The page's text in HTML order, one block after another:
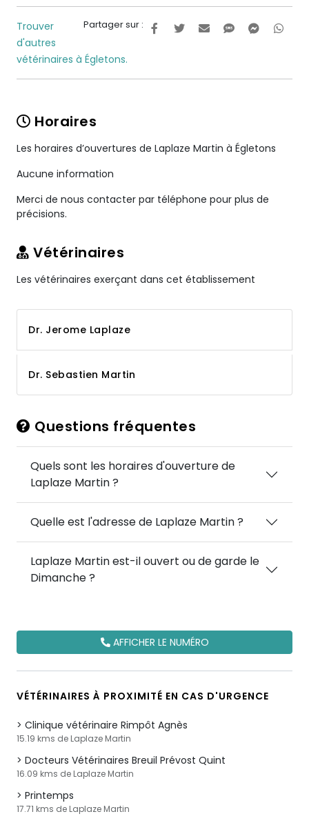
Partager sur :
Trouver
d'autres
vétérinaires à Égletons.
Horaires
Les horaires d’ouvertures de Laplaze Martin à Égletons
Aucune information
Merci de nous contacter par téléphone pour plus de
précisions.
Vétérinaires
Les vétérinaires exerçant dans cet établissement
Dr. Jerome Laplaze
Dr. Sebastien Martin
Questions fréquentes
Quels sont les horaires d'ouverture de
Laplaze Martin ?
Quelle est l'adresse de Laplaze Martin ?
Laplaze Martin est-il ouvert ou de garde le
Dimanche ?
AFFICHER LE NUMÉRO
VÉTÉRINAIRES À PROXIMITÉ EN CAS D'URGENCE
Clinique vétérinaire Rimpôt Agnès
15.19 kms de Laplaze Martin
Docteurs Vétérinaires Breuil Prévost Quint
16.09 kms de Laplaze Martin
Printemps
17.71 kms de Laplaze Martin